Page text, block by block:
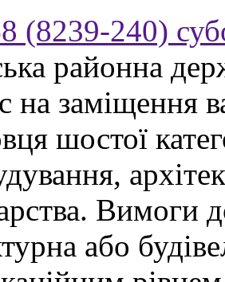
(8239-240)
районна
на заміщення
шостої
Вимоги
або